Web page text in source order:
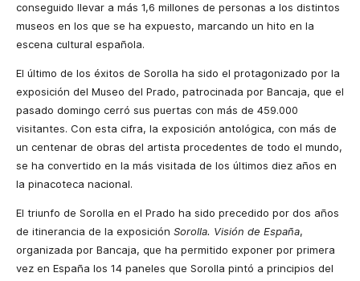
conseguido llevar a más 1,6 millones de personas a los distintos
museos en los que se ha expuesto, marcando un hito en la
escena cultural española.
El último de los éxitos de Sorolla ha sido el protagonizado por la
exposición del Museo del Prado, patrocinada por Bancaja, que el
pasado domingo cerró sus puertas con más de 459.000
visitantes. Con esta cifra, la exposición antológica, con más de
un centenar de obras del artista procedentes de todo el mundo,
se ha convertido en la más visitada de los últimos diez años en
la pinacoteca nacional.
El triunfo de Sorolla en el Prado ha sido precedido por dos años
de itinerancia de la exposición Sorolla. Visión de España,
organizada por Bancaja, que ha permitido exponer por primera
vez en España los 14 paneles que Sorolla pintó a principios del